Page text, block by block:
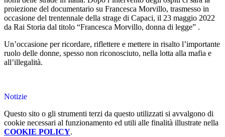
proiezione del documentario su Francesca Morvillo, trasmesso in
occasione del trentennale della strage di Capaci, il 23 maggio 2022
da Rai Storia dal titolo “Francesca Morvillo, donna di legge” .
Un’occasione per ricordare, riflettere e mettere in risalto l’importante
ruolo delle donne, spesso non riconosciuto, nella lotta alla mafia e
all’illegalità.
Notizie
Questo sito o gli strumenti terzi da questo utilizzati si avvalgono di
cookie necessari al funzionamento ed utili alle finalità illustrate nella
COOKIE POLICY.